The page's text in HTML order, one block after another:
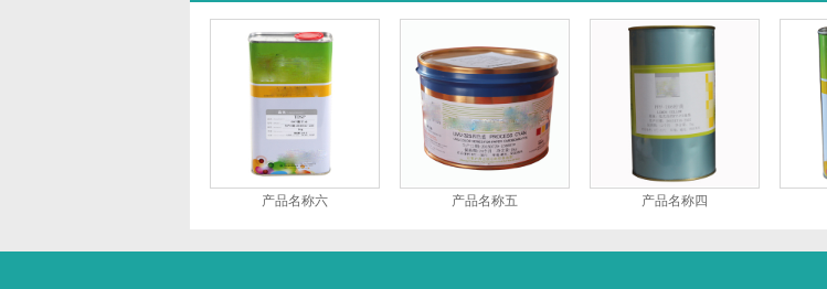
产品名称六 产品名称五 产品名称四